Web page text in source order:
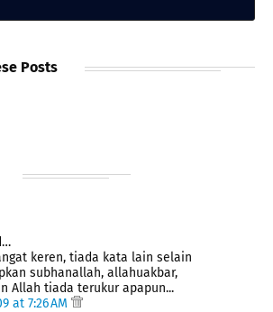
Posts
keren, tiada kata lain selain
subhanallah, allahuakbar,
Allah tiada terukur apapun...
at 7:26 AM